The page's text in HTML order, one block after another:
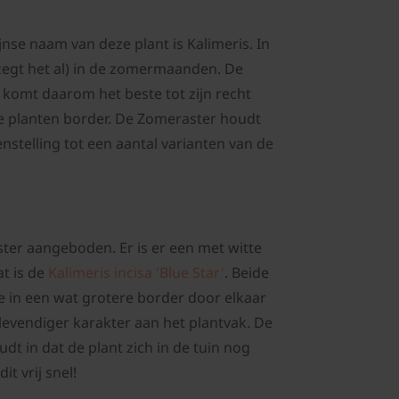
naam van deze plant is Kalimeris. In
het al) in de zomermaanden. De
daarom het beste tot zijn recht
border. De Zomeraster houdt
tot een aantal varianten van de
aangeboden. Er is er een met witte
is de Kalimeris incisa 'Blue Star'. Beide
in een wat grotere border door elkaar
karakter aan het plantvak. De
in dat de plant zich in de tuin nog
vrij snel!